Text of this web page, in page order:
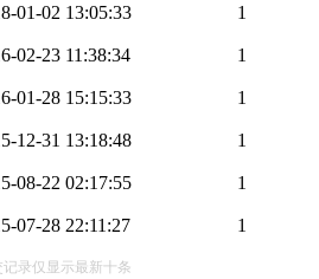
01-02 13:05:33 1
02-23 11:38:34 1
01-28 15:15:33 1
12-31 13:18:48 1
08-22 02:17:55 1
07-28 22:11:27 1
记录仅显示最新十条